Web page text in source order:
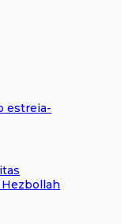
estreia-